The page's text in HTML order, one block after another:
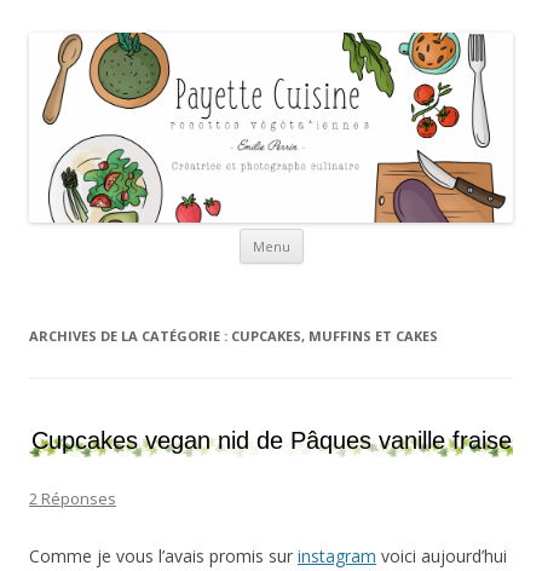
Payette cuisine
Menu Aller au contenu
ARCHIVES DE LA CATÉGORIE : CUPCAKES, MUFFINS ET CAKES
Cupcakes vegan nid de Pâques vanille fraise
2 Réponses
Comme je vous l’avais promis sur instagram voici aujourd’hui